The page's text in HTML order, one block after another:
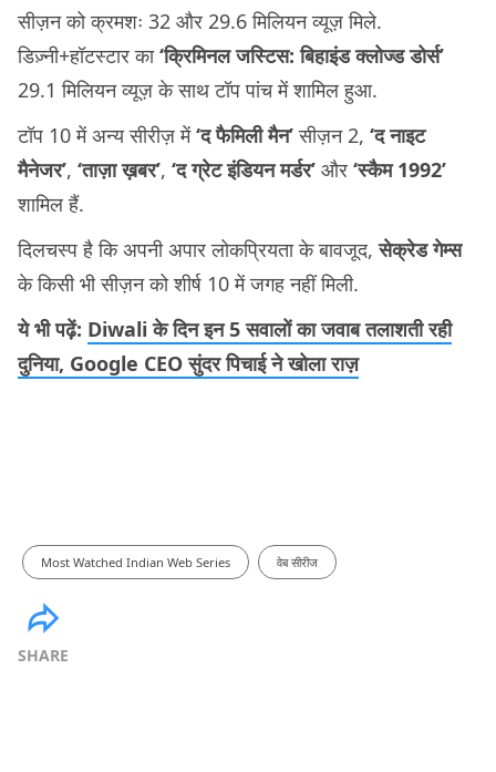
सीज़न को क्रमशः 32 और 29.6 मिलियन व्यूज़ मिले.
डिज़्नी+हॉटस्टार का‘क्रिमिनल जस्टिस: बिहाइंड क्लोज्ड डोर्स’
29.1 मिलियन व्यूज़ के साथ टॉप पांच में शामिल हुआ.
टॉप 10 में अन्य सीरीज़ में‘द फैमिली मैन’सीज़न 2, ‘द नाइट
मैनेजर’, ‘ताज़ा ख़बर’, ‘द ग्रेट इंडियन मर्डर’ और ‘स्कैम 1992’
शामिल हैं.
दिलचस्प है कि अपनी अपार लोकप्रियता के बावजूद,सेक्रेड गेम्स
के किसी भी सीज़न को शीर्ष 10 में जगह नहीं मिली.
ये भी पढ़ें: Diwali के दिन इन 5 सवालों का जवाब तलाशती रही
दुनिया, Google CEO सुंदर पिचाई ने खोला राज़
Most Watched Indian Web Series वेब सीरीज
SHARE